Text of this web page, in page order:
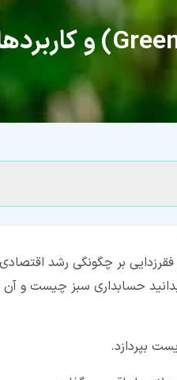
بر چگونگی رشد اقتصادی
حسابداری سبز چیست و آن
بپردازد.